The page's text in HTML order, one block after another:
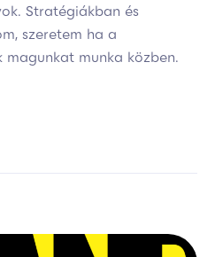
Stratégiákban és
szeretem ha a
munka közben.